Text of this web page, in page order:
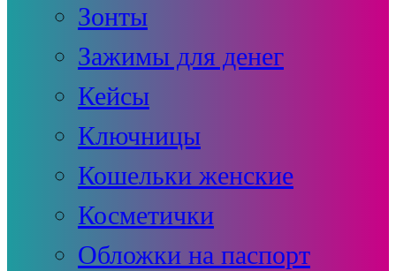
Зонты
Зажимы для денег
Кейсы
Ключницы
Кошельки женские
Косметички
Обложки на паспорт